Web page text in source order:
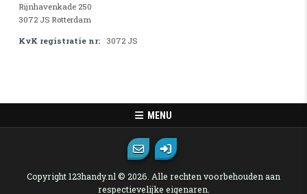
Rijnhavenkade 250
3072 JS Rotterdam
KvK registratie nr: 3072 JS
MENU
Copyright 123handy.nl © 2026. Alle rechten voorbehouden aan
respectievelijke eigenaren.